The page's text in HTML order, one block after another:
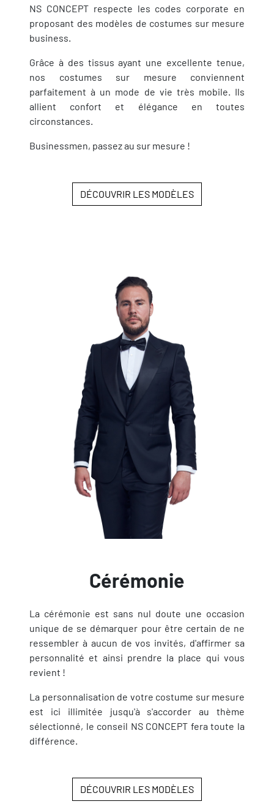
NS CONCEPT respecte les codes corporate en
proposant des modèles de costumes sur mesure
business.
Grâce à des tissus ayant une excellente tenue,
nos costumes sur mesure conviennent
parfaitement à un mode de vie très mobile. Ils
allient confort et élégance en toutes
circonstances.
Businessmen, passez au sur mesure !
DÉCOUVRIR LES MODÈLES
Cérémonie
La cérémonie est sans nul doute une occasion
unique de se démarquer pour être certain de ne
ressembler à aucun de vos invités, d'affirmer sa
personnalité et ainsi prendre la place qui vous
revient !
La personnalisation de votre costume sur mesure
est ici illimitée jusqu'à s'accorder au thème
sélectionné, le conseil NS CONCEPT fera toute la
différence.
DÉCOUVRIR LES MODÈLES